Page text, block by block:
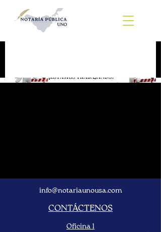
info@notariaunousa.com
CONTÁCTENOS
Oficina 1